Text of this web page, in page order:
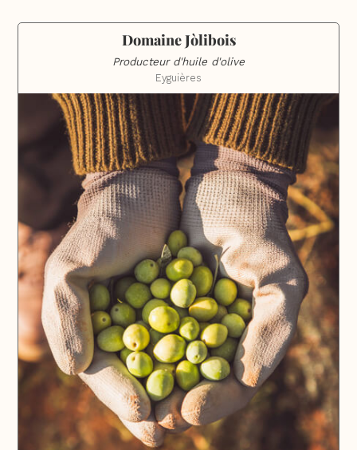
Domaine Jòlibois
Producteur d'huile d'olive
Eyguières